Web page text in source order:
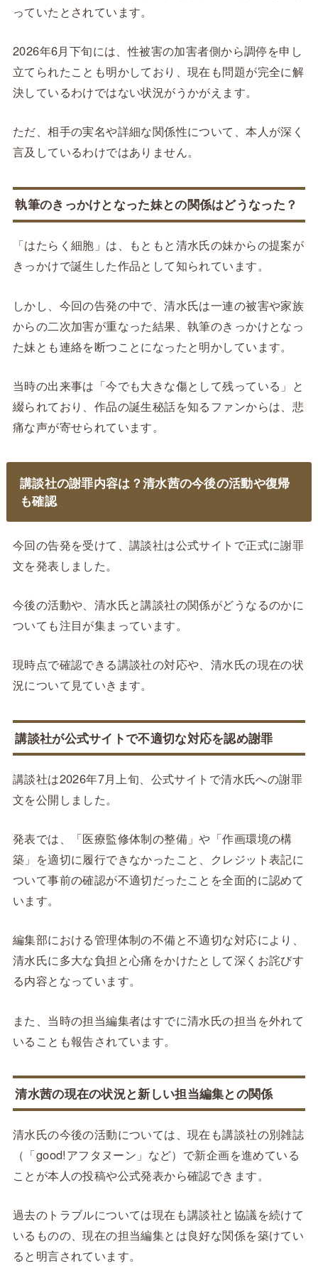
っていたとされています。
2026年6月下旬には、性被害の加害者側から調停を申し
立てられたことも明かしており、現在も問題が完全に解
決しているわけではない状況がうかがえます。
ただ、相手の実名や詳細な関係性について、本人が深く
言及しているわけではありません。
執筆のきっかけとなった妹との関係はどうなった？
「はたらく細胞」は、もともと清水氏の妹からの提案が
きっかけで誕生した作品として知られています。
しかし、今回の告発の中で、清水氏は一連の被害や家族
からの二次加害が重なった結果、執筆のきっかけとなっ
た妹とも連絡を断つことになったと明かしています。
当時の出来事は「今でも大きな傷として残っている」と
綴られており、作品の誕生秘話を知るファンからは、悲
痛な声が寄せられています。
講談社の謝罪内容は？清水茜の今後の活動や復帰
も確認
今回の告発を受けて、講談社は公式サイトで正式に謝罪
文を発表しました。
今後の活動や、清水氏と講談社の関係がどうなるのかに
ついても注目が集まっています。
現時点で確認できる講談社の対応や、清水氏の現在の状
況について見ていきます。
講談社が公式サイトで不適切な対応を認め謝罪
講談社は2026年7月上旬、公式サイトで清水氏への謝罪
文を公開しました。
発表では、「医療監修体制の整備」や「作画環境の構
築」を適切に履行できなかったこと、クレジット表記に
ついて事前の確認が不適切だったことを全面的に認めて
います。
編集部における管理体制の不備と不適切な対応により、
清水氏に多大な負担と心痛をかけたとして深くお詫びす
る内容となっています。
また、当時の担当編集者はすでに清水氏の担当を外れて
いることも報告されています。
清水茜の現在の状況と新しい担当編集との関係
清水氏の今後の活動については、現在も講談社の別雑誌
（「good!アフタヌーン」など）で新企画を進めている
ことが本人の投稿や公式発表から確認できます。
過去のトラブルについては現在も講談社と協議を続けて
いるものの、現在の担当編集とは良好な関係を築けてい
ると明言されています。